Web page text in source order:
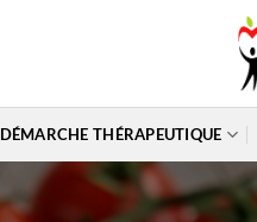
DÉMARCHE THÉRAPEUTIQUE